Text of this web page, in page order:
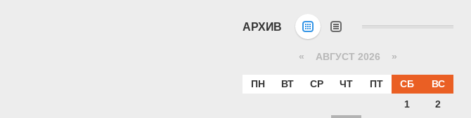
АРХИВ
« АВГУСТ 2026 »
ПН ВТ СР ЧТ ПТ СБ
ВС
1
2